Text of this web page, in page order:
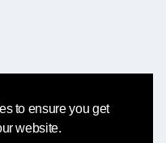
to ensure you get
website.